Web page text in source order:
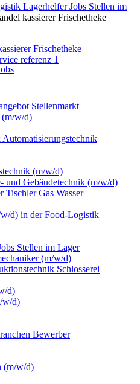
Lagerhelfer Jobs Stellen im
kassierer Frischetheke
Stellenmarkt
(m/w/d)
(m/w/d)
und Gebäudetechnik (m/w/d)
Gas Wasser
d) in der Food-Logistik
Stellen im Lager
(m/w/d)
Schlosserei
d)
w/d)
Bewerber
(m/w/d)